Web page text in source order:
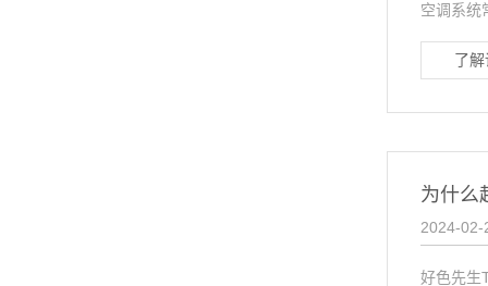
空调系
了
为什
2024-02-
好色先